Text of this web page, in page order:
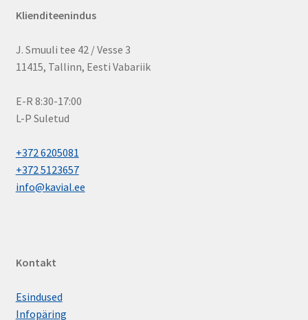
Klienditeenindus
J. Smuuli tee 42 / Vesse 3
11415, Tallinn, Eesti Vabariik
E-R 8:30-17:00
L-P Suletud
+372 6205081
+372 5123657
info@kavial.ee
Kontakt
Esindused
Infopäring